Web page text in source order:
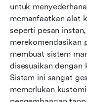
untuk
memanfaatkan alat
seperti pesan
merekomendasikan
membuat sistem
disesuaikan dengan
Sistem ini sangat
memerlukan